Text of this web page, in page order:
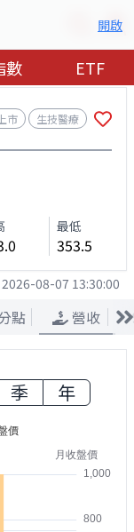
開啟
數 ETF
上市 生技醫療
最低
353.5
2026-08-07 13:30:00
點 營收
季 年